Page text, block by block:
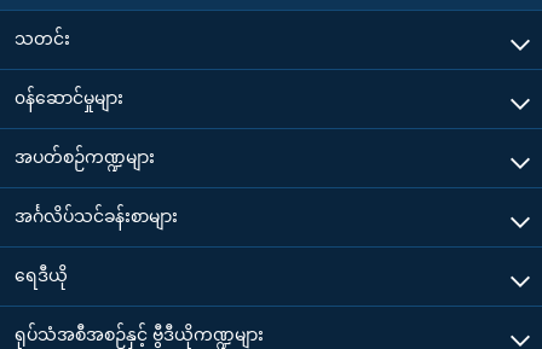
သတင်း
၀န်ဆောင်မှုများ
အပတ်စဉ်ကဏ္ဍများ
အင်္ဂလိပ်သင်ခန်းစာများ
ရေဒီယို
ရုပ်သံအစီအစဉ်နှင့် ဗွီဒီယိုကဏ္ဍများ